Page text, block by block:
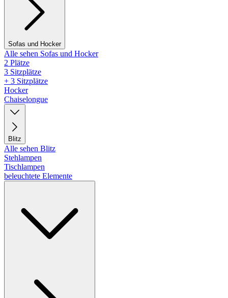
Sofas und Hocker
Alle sehen Sofas und Hocker
2 Plätze
3 Sitzplätze
+ 3 Sitzplätze
Hocker
Chaiselongue
Blitz
Alle sehen Blitz
Stehlampen
Tischlampen
beleuchtete Elemente